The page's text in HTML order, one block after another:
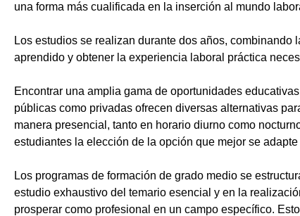
una forma más cualificada en la inserción al mundo
Los estudios se realizan durante dos años,
aprendido y obtener la experiencia laboral práctica
Encontrar una amplia gama de oportunidades
públicas como privadas ofrecen diversas alternativas
manera presencial, tanto en horario diurno como
estudiantes la elección de la opción que mejor se
Los programas de formación de grado medio se
estudio exhaustivo del temario esencial y en la
prosperar como profesional en un campo específico.